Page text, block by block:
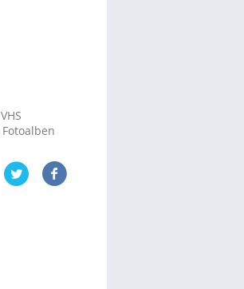
VHS
Fotoalben